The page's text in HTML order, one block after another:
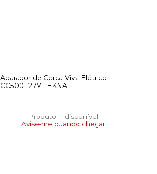
Aparador de Cerca Viva Elétrico
CC500 127V TEKNA
Produto Indisponível
Avise-me quando chegar